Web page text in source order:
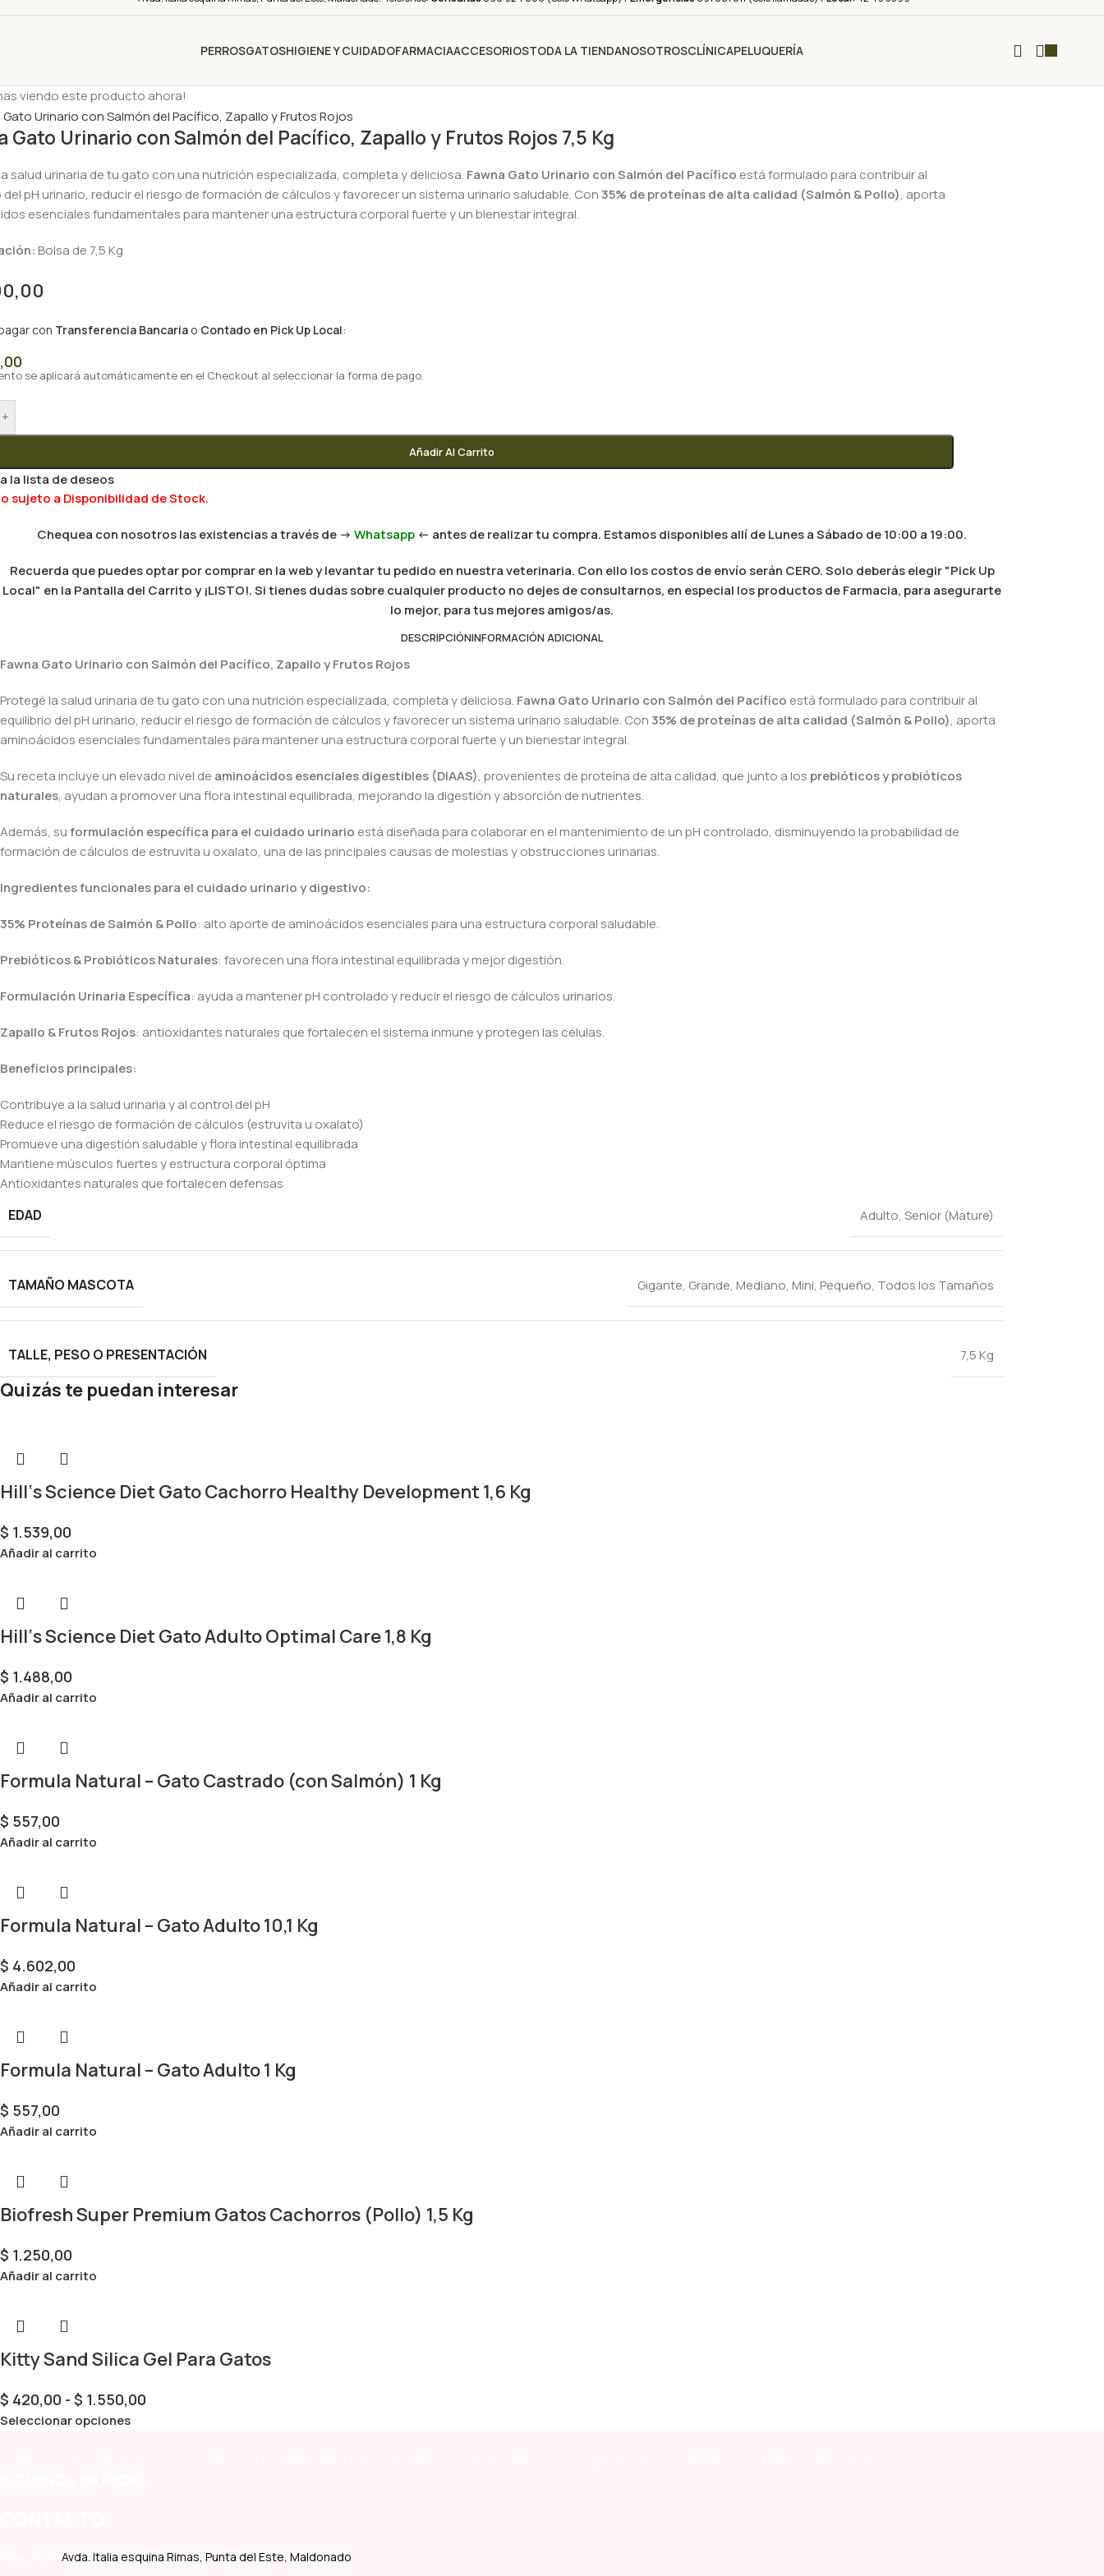
PERROSGATOSHIGIENE Y CUIDADOFARMACIAACCESORIOSTODA LA TIENDANOSOTROSCLÍNICAPELUQUERÍA
viendo este producto ahora!
Gato Urinario con Salmón del Pacífico, Zapallo y Frutos Rojos 7,5 Kg
salud urinaria de tu gato con una nutrición especializada, completa y deliciosa. Fawna Gato Urinario con Salmón del Pacífico está formulado para contribuir al
del pH urinario, reducir el riesgo de formación de cálculos y favorecer un sistema urinario saludable. Con35% de proteínas de alta calidad (Salmón & Pollo), aporta
esenciales fundamentales para mantener una estructura corporal fuerte y un bienestar integral.
Bolsa de 7,5 Kg
con Transferencia Bancaria o Contado en Pick Up Local:
se aplicará automáticamente en el Checkout al seleccionar la forma de pago.
+
Añadir Al Carrito
la lista de deseos
sujeto a Disponibilidad de Stock.
Chequea con nosotros las existencias a través de -> Whatsapp <- antes de realizar tu compra. Estamos disponibles allí de Lunes a Sábado de 10:00 a 19:00.
Recuerda que puedes optar por comprar en la web y levantar tu pedido en nuestra veterinaria. Con ello los costos de envío serán CERO. Solo deberás elegir "Pick Up
Local" en la Pantalla del Carrito y ¡LISTO!. Si tienes dudas sobre cualquier producto no dejes de consultarnos, en especial los productos de Farmacia, para asegurarte
lo mejor, para tus mejores amigos/as.
DESCRIPCIÓNINFORMACIÓN ADICIONAL
Fawna Gato Urinario con Salmón del Pacífico, Zapallo y Frutos Rojos
Protegé la salud urinaria de tu gato con una nutrición especializada, completa y deliciosa. Fawna Gato Urinario con Salmón del Pacífico está formulado para contribuir al
equilibrio del pH urinario, reducir el riesgo de formación de cálculos y favorecer un sistema urinario saludable. Con35% de proteínas de alta calidad (Salmón & Pollo), aporta
aminoácidos esenciales fundamentales para mantener una estructura corporal fuerte y un bienestar integral.
Su receta incluye un elevado nivel de aminoácidos esenciales digestibles (DIAAS), provenientes de proteína de alta calidad, que junto a los prebióticos y probióticos
naturales, ayudan a promover una flora intestinal equilibrada, mejorando la digestión y absorción de nutrientes.
Además, suformulación específica para el cuidado urinario está diseñada para colaborar en el mantenimiento de un pH controlado, disminuyendo la probabilidad de
formación de cálculos de estruvita u oxalato, una de las principales causas de molestias y obstrucciones urinarias.
Ingredientes funcionales para el cuidado urinario y digestivo:
35% Proteínas de Salmón & Pollo: alto aporte de aminoácidos esenciales para una estructura corporal saludable.
Prebióticos & Probióticos Naturales: favorecen una flora intestinal equilibrada y mejor digestión.
Formulación Urinaria Específica: ayuda a mantener pH controlado y reducir el riesgo de cálculos urinarios.
Zapallo & Frutos Rojos: antioxidantes naturales que fortalecen el sistema inmune y protegen las células.
Beneficios principales:
Contribuye a la salud urinaria y al control del pH
Reduce el riesgo de formación de cálculos (estruvita u oxalato)
Promueve una digestión saludable y flora intestinal equilibrada
Mantiene músculos fuertes y estructura corporal óptima
Antioxidantes naturales que fortalecen defensas
EDAD Adulto, Senior (Mature)
TAMAÑO MASCOTA Gigante, Grande, Mediano, Mini, Pequeño, Todos los Tamaños
TALLE, PESO O PRESENTACIÓN 7,5 Kg
Quizás te puedan interesar
Hill‘s Science Diet Gato Cachorro Healthy Development 1,6 Kg
$ 1.539,00
Añadir al carrito
Hill‘s Science Diet Gato Adulto Optimal Care 1,8 Kg
$ 1.488,00
Añadir al carrito
Formula Natural – Gato Castrado (con Salmón) 1 Kg
$ 557,00
Añadir al carrito
Formula Natural – Gato Adulto 10,1 Kg
$ 4.602,00
Añadir al carrito
Formula Natural – Gato Adulto 1 Kg
$ 557,00
Añadir al carrito
Biofresh Super Premium Gatos Cachorros (Pollo) 1,5 Kg
$ 1.250,00
Añadir al carrito
Kitty Sand Silica Gel Para Gatos
$ 420,00 - $ 1.550,00
Seleccionar opciones
Avda. Italia esquina Rimas, Punta del Este, Maldonado